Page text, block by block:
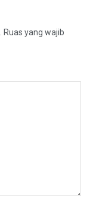
Ruas yang wajib